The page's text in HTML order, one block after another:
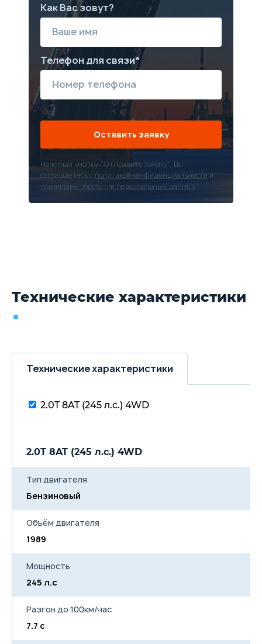
Как Вас зовут?
Телефон для связи*
Оставить заявку
Нажимая кнопку “Отправить заявку”, Вы
соглашаетесь с политикой конфиденциальности и
правилами обработки персональных данных
Технические характеристики
Технические характеристики
2.0T 8AT (245 л.с.) 4WD
2.0T 8AT (245 л.с.) 4WD
Тип двигателя
Бензиновый
Объём двигателя
1989
Мощность
245 л.с
Разгон до 100км/час
7.7 с